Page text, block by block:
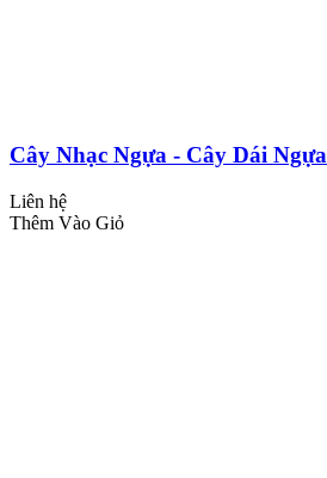
Cây Nhạc Ngựa - Cây Dái Ngựa
Liên hệ
Thêm Vào Giỏ